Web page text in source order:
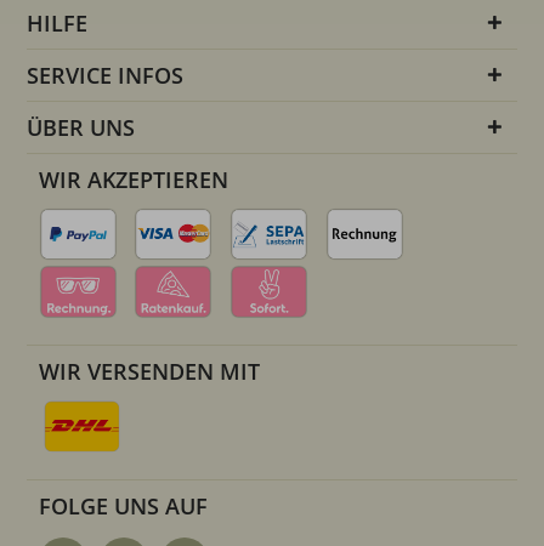
HILFE
SERVICE INFOS
ÜBER UNS
WIR AKZEPTIEREN
WIR VERSENDEN MIT
FOLGE UNS AUF